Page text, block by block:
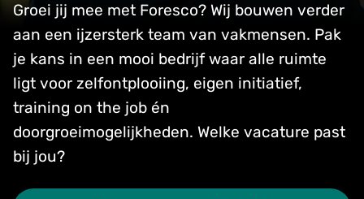
Groei jij mee met Foresco? Wij bouwen verder
aan een ijzersterk team van vakmensen. Pak
je kans in een mooi bedrijf waar alle ruimte
ligt voor zelfontplooiing, eigen initiatief,
training on the job én
doorgroeimogelijkheden. Welke vacature past
bij jou?